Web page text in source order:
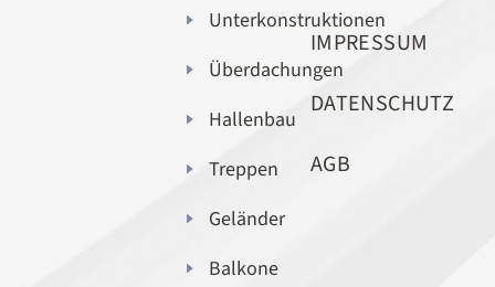
Unterkonstruktionen
Überdachungen
Hallenbau
Treppen
Geländer
Balkone
IMPRESSUM
DATENSCHUTZ
AGB